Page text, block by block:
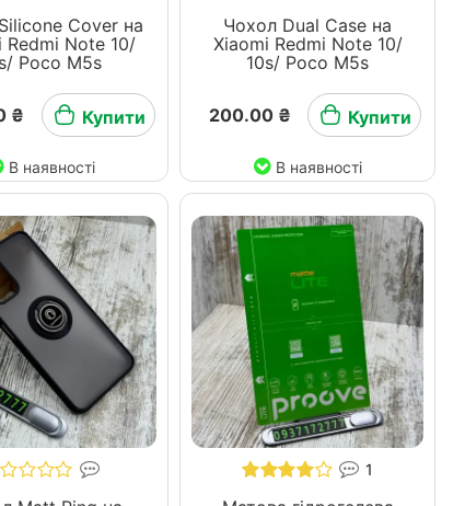
Cover на
Redmi Note 10/
Poco M5s
₴ Купити
В наявності
Чохол Dual Case на
Xiaomi Redmi Note 10/
10s/ Poco M5s
200.00 ₴ Купити
В наявності
1